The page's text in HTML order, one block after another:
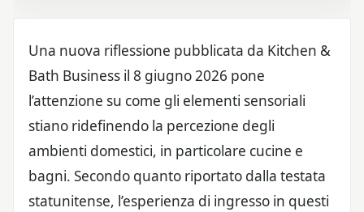
Una nuova riflessione pubblicata da Kitchen &
Bath Business il 8 giugno 2026 pone
l’attenzione su come gli elementi sensoriali
stiano ridefinendo la percezione degli
ambienti domestici, in particolare cucine e
bagni. Secondo quanto riportato dalla testata
statunitense, l’esperienza di ingresso in questi